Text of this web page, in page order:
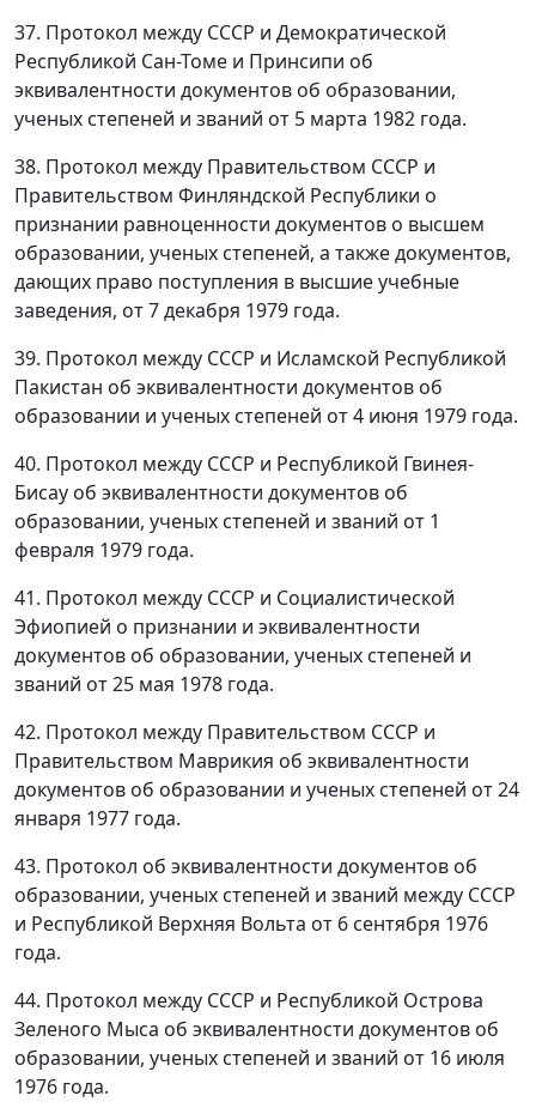
37. Протокол между СССР и Демократической
Республикой Сан-Томе и Принсипи об
эквивалентности документов об образовании,
ученых степеней и званий от 5 марта 1982 года.
38. Протокол между Правительством СССР и
Правительством Финляндской Республики о
признании равноценности документов о высшем
образовании, ученых степеней, а также документов,
дающих право поступления в высшие учебные
заведения, от 7 декабря 1979 года.
39. Протокол между СССР и Исламской Республикой
Пакистан об эквивалентности документов об
образовании и ученых степеней от 4 июня 1979 года.
40. Протокол между СССР и Республикой Гвинея-
Бисау об эквивалентности документов об
образовании, ученых степеней и званий от 1
февраля 1979 года.
41. Протокол между СССР и Социалистической
Эфиопией о признании и эквивалентности
документов об образовании, ученых степеней и
званий от 25 мая 1978 года.
42. Протокол между Правительством СССР и
Правительством Маврикия об эквивалентности
документов об образовании и ученых степеней от 24
января 1977 года.
43. Протокол об эквивалентности документов об
образовании, ученых степеней и званий между СССР
и Республикой Верхняя Вольта от 6 сентября 1976
года.
44. Протокол между СССР и Республикой Острова
Зеленого Мыса об эквивалентности документов об
образовании, ученых степеней и званий от 16 июля
1976 года.